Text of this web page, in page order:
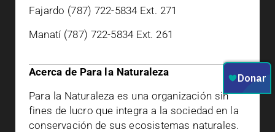
Fajardo (787) 722-5834 Ext. 271
Manatí (787) 722-5834 Ext. 261
Acerca de Para la Naturaleza
Para la Naturaleza es una organización sin
fines de lucro que integra a la sociedad en la
conservación de sus ecosistemas naturales.